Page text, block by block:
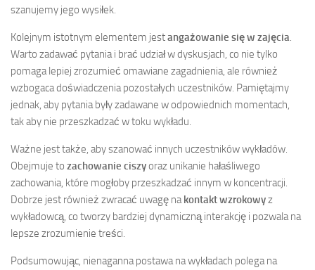
szanujemy jego wysiłek.
Kolejnym istotnym elementem jestangażowanie się w zajęcia
Warto zadawać pytania i brać udział w dyskusjach, co nie tylko
pomaga lepiej zrozumieć omawiane zagadnienia, ale również
wzbogaca doświadczenia pozostałych uczestników. Pamiętajmy
jednak, aby pytania były zadawane w odpowiednich momentach,
tak aby nie przeszkadzać w toku wykładu.
Ważne jest także, aby szanować innych uczestników wykładów.
Obejmuje to zachowanie ciszyoraz unikanie hałaśliwego
zachowania, które mogłoby przeszkadzać innym w koncentracji.
Dobrze jest również zwracać uwagę na kontakt wzrokowyz
wykładowcą, co tworzy bardziej dynamiczną interakcję i pozwala na
lepsze zrozumienie treści.
Podsumowując, nienaganna postawa na wykładach polega na